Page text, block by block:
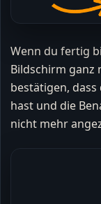
Wenn du fertig
Bildschirm ganz
bestätigen,
hast und die
nicht mehr